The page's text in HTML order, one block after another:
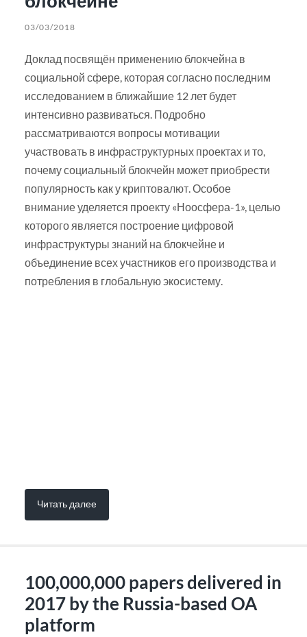
03/03/2018
Доклад посвящён применению блокчейна в
социальной сфере, которая согласно последним
исследованием в ближайшие 12 лет будет
интенсивно развиваться. Подробно
рассматриваются вопросы мотивации
участвовать в инфраструктурных проектах и то,
почему социальный блокчейн может приобрести
популярность как у криптовалют. Особое
внимание уделяется проекту «Ноосфера-1», целью
которого является построение цифровой
инфраструктуры знаний на блокчейне и
объединение всех участников его производства и
потребления в глобальную экосистему.
Читать далее
100,000,000 papers delivered in
2017 by the Russia-based OA
platform